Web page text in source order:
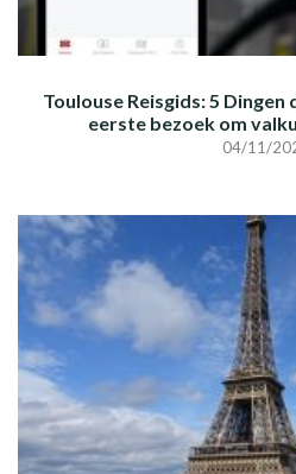
Toulouse Reisgids: 5
eerste bezoek om
04/11/